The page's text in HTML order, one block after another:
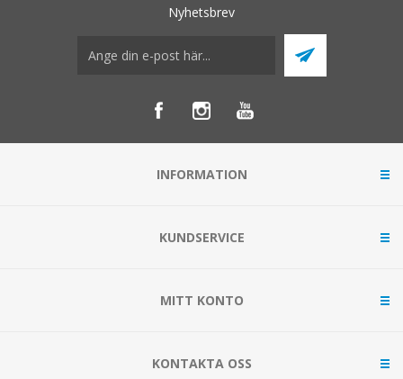
Nyhetsbrev
INFORMATION
KUNDSERVICE
MITT KONTO
KONTAKTA OSS